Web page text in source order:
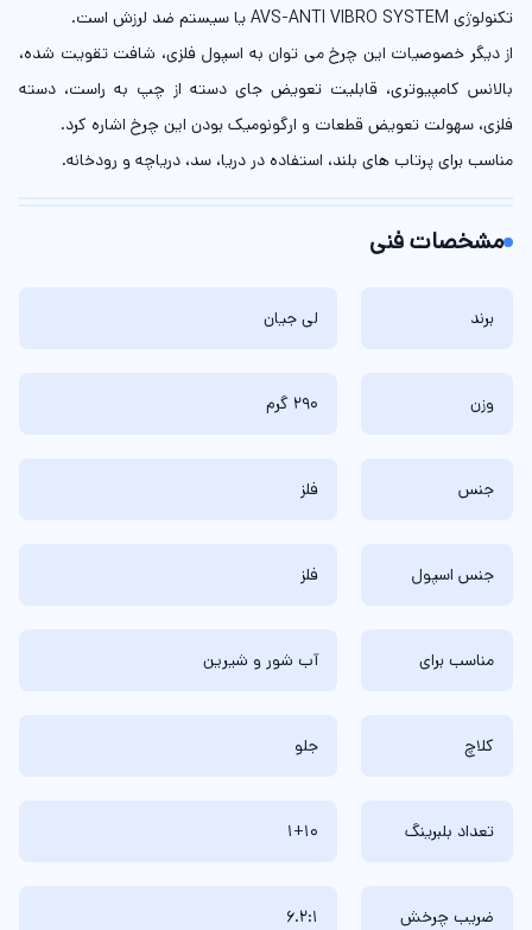
تکنولوژی AVS-ANTI VIBRO SYSTEM یا سیستم ضد لرزش است.
از دیگر خصوصیات این چرخ می توان به اسپول فلزی، شافت تقویت شده،
بالانس کامپیوتری، قابلیت تعویض جای دسته از چپ به راست، دسته
فلزی، سهولت تعویض قطعات و ارگونومیک بودن این چرخ اشاره کرد.
مناسب برای پرتاب های بلند، استفاده در دریا، سد، دریاچه و رودخانه.
مشخصات فنی
برند لی جیان
وزن 290 گرم
جنس فلز
جنس اسپول فلز
مناسب برای آب شور و شیرین
کلاچ جلو
تعداد بلبرینگ 1+10
ضریب چرخش 6.2:1